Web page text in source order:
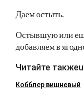
Даем остыть.
Остывшую или
добавляем в
Читайте
Кобблер вишневый